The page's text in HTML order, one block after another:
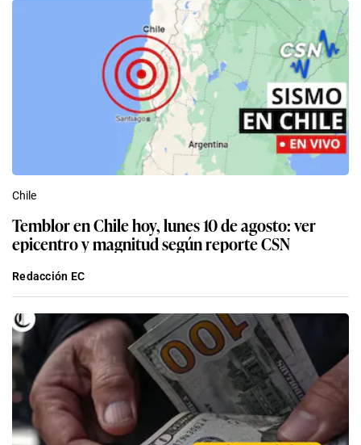
Chile
Temblor en Chile hoy, lunes 10 de agosto: ver
epicentro y magnitud según reporte CSN
Redacción EC